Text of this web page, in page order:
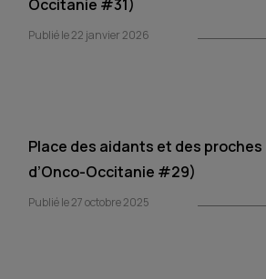
Occitanie #31)
Publié le 22 janvier 2026
Place des aidants et des
d’Onco-Occitanie #29)
Publié le 27 octobre 2025